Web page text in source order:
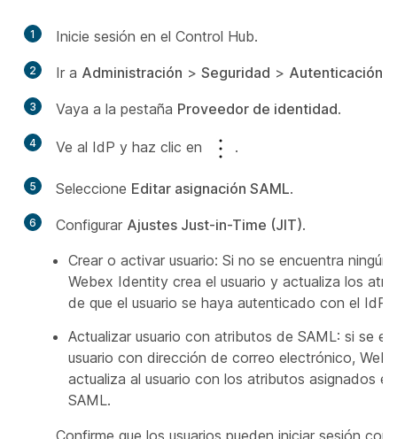
1 Inicie sesión en el Control Hub.
2 Ir a Administración > Seguridad > Autenticación
3 Vaya a la pestaña Proveedor de identidad.
4 Ve al IdP y haz clic en .
5 Seleccione Editar asignación SAML.
6 Configurar Ajustes Just-in-Time (JIT).
Crear o activar usuario: Si no se encuentra ningún
Webex Identity crea el usuario y actualiza los
de que el usuario se haya autenticado con el IdP.
Actualizar usuario con atributos de SAML: si se
usuario con dirección de correo electrónico,
actualiza al usuario con los atributos asignados
SAML.
Confirme que los usuarios pueden iniciar sesión